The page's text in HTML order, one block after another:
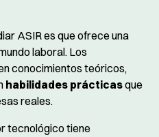
ASIR es que ofrece una
laboral. Los
conocimientos teóricos,
habilidades prácticasque
reales.
tecnológico tiene